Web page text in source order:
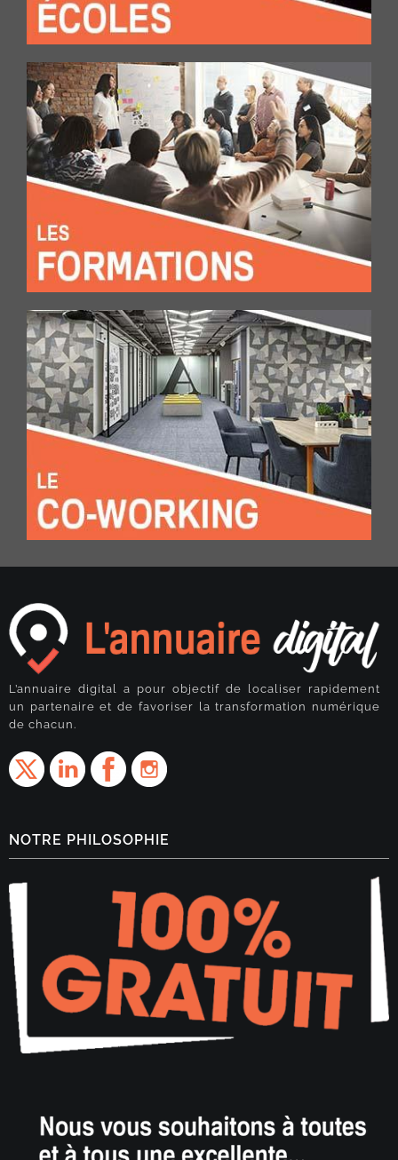
L’annuaire digital a pour objectif de localiser rapidement
un partenaire et de favoriser la transformation numérique
de chacun.
NOTRE PHILOSOPHIE